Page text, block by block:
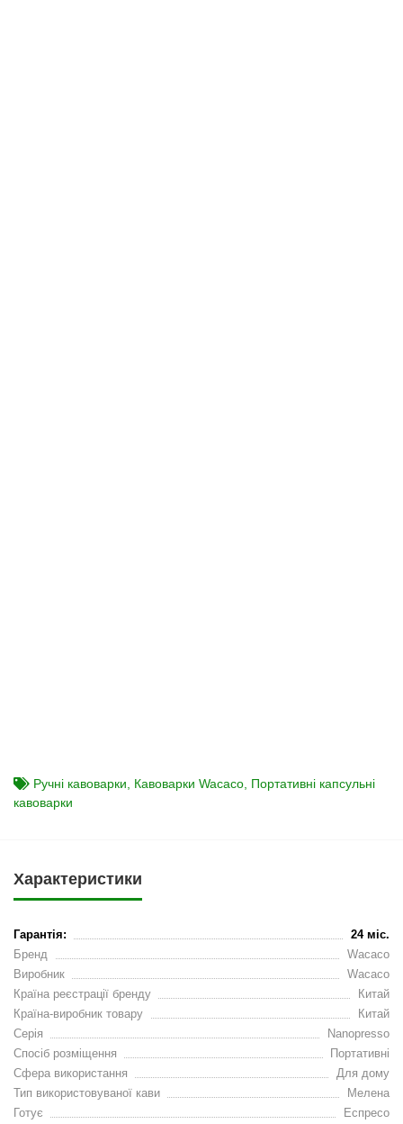
Ручні кавоварки Кавоварки Wacaco Портативні капсульні
кавоварки
Характеристики
Гарантія:
24 міс.
Бренд
Wacaco
Виробник
Wacaco
Країна реєстрації бренду
Китай
Країна-виробник товару
Китай
Серія
Nanopresso
Спосіб розміщення
Портативні
Сфера використання
Для дому
Тип використовуваної кави
Мелена
Готує
Еспресо